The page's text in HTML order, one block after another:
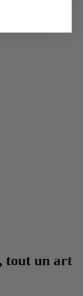
tout un art